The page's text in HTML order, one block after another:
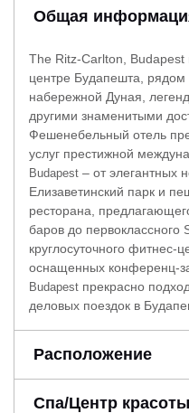
Общая
The Ritz-Carlton, Budapest
центре Будапешта,
набережной Дуная,
другими знаменитыми
Фешенебельный отель
услуг престижной
Budapest – от элегантных
Елизаветинский парк и
ресторана,
баров до первоклассного
круглосуточного фитнес-
оснащенных конференц-
Budapest прекрасно
деловых поездок в
Расположение
Спа/Центр